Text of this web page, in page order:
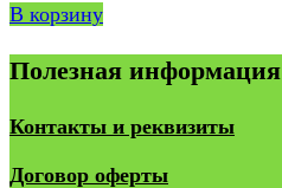
В корзину
Полезная информация
Контакты и реквизиты
Договор оферты